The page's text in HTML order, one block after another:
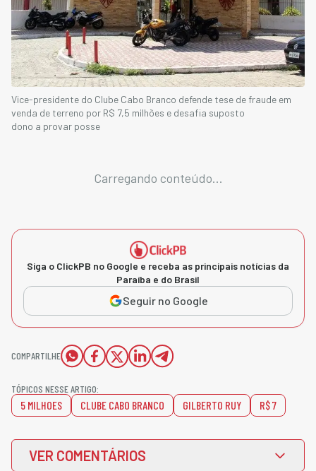
Vice-presidente do Clube Cabo Branco defende tese de fraude em
venda de terreno por R$ 7,5 milhões e desafia suposto
dono a provar posse
Carregando conteúdo...
Siga o ClickPB no Google e receba as principais notícias da
Paraíba e do Brasil
Seguir no Google
COMPARTILHE
TÓPICOS NESSE ARTIGO:
5 MILHOES CLUBE CABO BRANCO GILBERTO RUY R$ 7
VER COMENTÁRIOS